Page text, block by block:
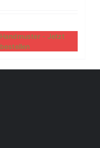
Handmuster - Jetzt
bestellen